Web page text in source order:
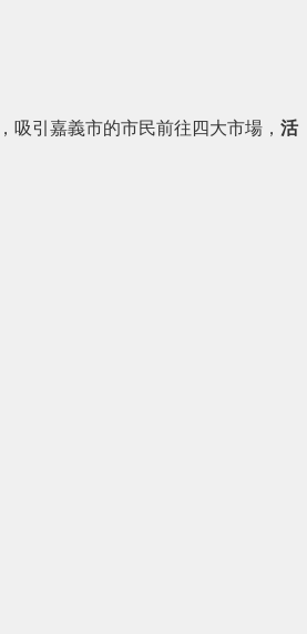
引嘉義市的市民前往四大市場， 活